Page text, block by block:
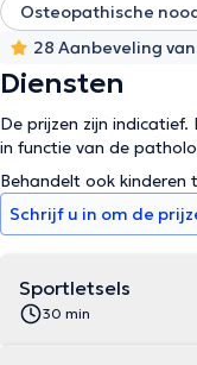
Osteopathische
28 Aanbeveling
Diensten
De prijzen zijn
in functie van de
Behandelt ook kinderen
Schrijf u in om de
Sportletsels
30 min